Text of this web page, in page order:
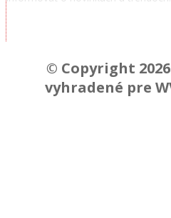
© Copyright
vyhradené pre